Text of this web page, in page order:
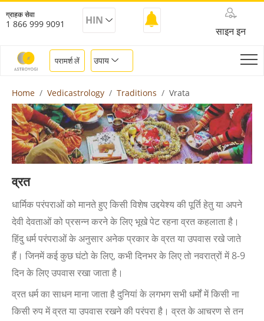
ग्राहक सेवा
1 866 999 9091
HIN
साइन इन
परामर्श लें उपाय
Home Vedicastrology Traditions Vrata
व्रत
धार्मिक परंपराओं को मानते हुए किसी विशेष उद्दयेश्य की पूर्ति हेतु या अपने
देवी देवताओं को प्रसन्न करने के लिए भूखे पेट रहना व्रत कहलाता है।
हिंदु धर्म परंपराओं के अनुसार अनेक प्रकार के व्रत या उपवास रखे जाते
हैं। जिनमें कई कुछ घंटो के लिए, कभी दिनभर के लिए तो नवरात्रों में 8-9
दिन के लिए उपवास रखा जाता है।
व्रत धर्म का साधन माना जाता है दुनियां के लगभग सभी धर्मों में किसी ना
किसी रुप में व्रत या उपवास रखने की परंपरा है। व्रत के आचरण से तन